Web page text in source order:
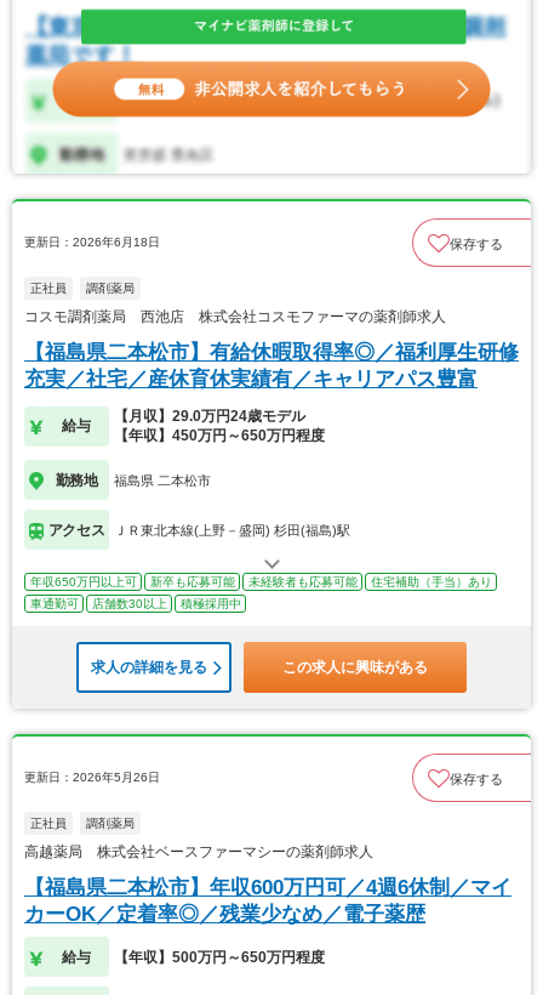
更新日：2026年6月18日 保存する
正社員 調剤薬局
コスモ調剤薬局 西池店 株式会社コスモファーマの薬剤師求人
【福島県二本松市】有給休暇取得率◎／福利厚生研修
充実／社宅／産休育休実績有／キャリアパス豊富
給与
【月収】29.0万円24歳モデル
【年収】450万円～650万円程度
勤務地 福島県 二本松市
アクセス ＪＲ東北本線(上野－盛岡) 杉田(福島)駅
年収650万円以上可 新卒も応募可能 未経験者も応募可能
住宅補助（手当）あり
車通勤可
店舗数30以上 積極採用中
求人の詳細を見る この求人に興味がある
更新日：2026年5月26日 保存する
正社員 調剤薬局
高越薬局 株式会社ベースファーマシーの薬剤師求人
【福島県二本松市】年収600万円可／4週6休制／マイ
カーOK／定着率◎／残業少なめ／電子薬歴
給与 【年収】500万円～650万円程度